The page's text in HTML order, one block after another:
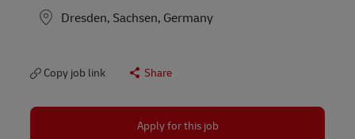
Location
Dresden, Sachsen, Germany
Copy job link Share
Apply for this job